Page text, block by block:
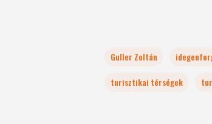
Guller Zoltán
turisztikai térségek